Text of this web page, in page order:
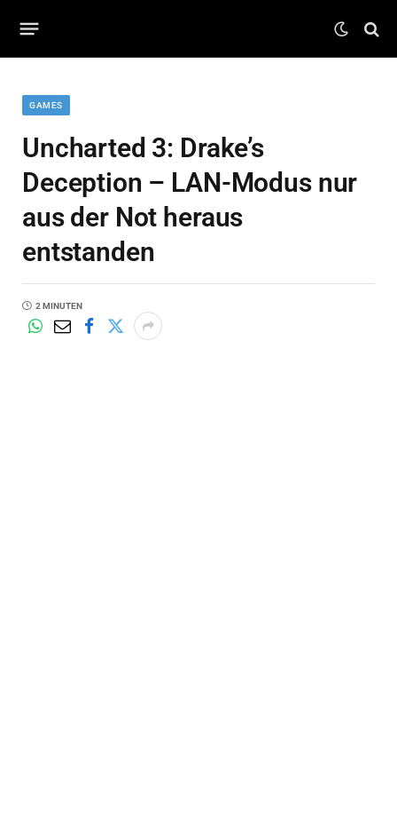
GAMES
Uncharted 3: Drake’s
Deception – LAN-Modus nur
aus der Not heraus
entstanden
2 MINUTEN